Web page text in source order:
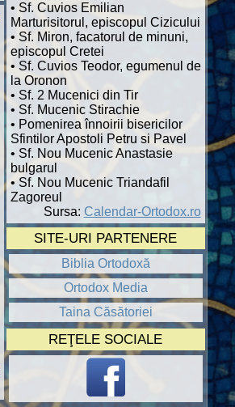
• Sf. Cuvios Emilian
Marturisitorul, episcopul Cizicului
• Sf. Miron, facatorul de minuni,
episcopul Cretei
• Sf. Cuvios Teodor, egumenul de
la Oronon
• Sf. 2 Mucenici din Tir
• Sf. Mucenic Stirachie
• Pomenirea înnoirii bisericilor
Sfintilor Apostoli Petru si Pavel
• Sf. Nou Mucenic Anastasie
bulgarul
• Sf. Nou Mucenic Triandafil
Zagoreul
Sursa: Calendar-Ortodox.ro
SITE-URI PARTENERE
Biblia Ortodoxă
Ortodox Media
Taina Căsătoriei
REŢELE SOCIALE